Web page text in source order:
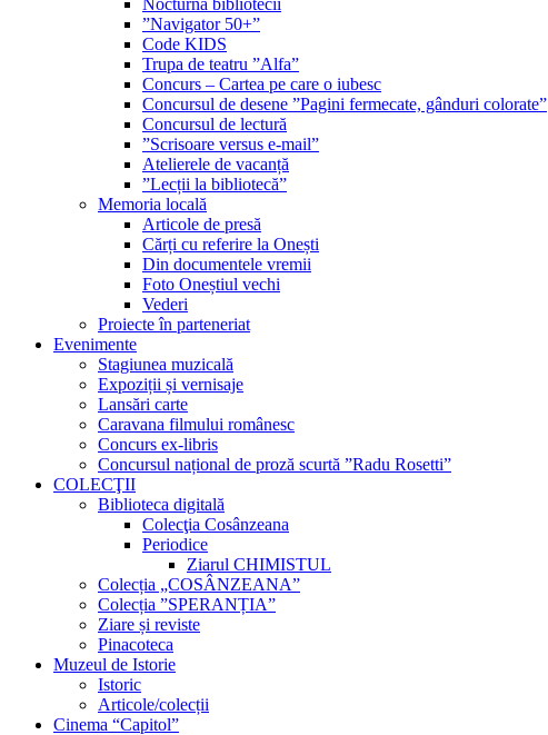
”Navigator 50+”
Code KIDS
Trupa de teatru ”Alfa”
Concurs – Cartea pe care o iubesc
Concursul de desene ”Pagini fermecate, gânduri colorate”
Concursul de lectură
”Scrisoare versus e-mail”
Atelierele de vacanță
”Lecții la bibliotecă”
Memoria locală
Articole de presă
Cărți cu referire la Onești
Din documentele vremii
Foto Oneștiul vechi
Vederi
Proiecte în parteneriat
Evenimente
Stagiunea muzicală
Expoziții și vernisaje
Lansări carte
Caravana filmului românesc
Concurs ex-libris
Concursul național de proză scurtă ”Radu Rosetti”
COLECŢII
Biblioteca digitală
Colecţia Cosânzeana
Periodice
Ziarul CHIMISTUL
Colecția „COSÂNZEANA”
Colecția ”SPERANȚIA”
Ziare și reviste
Pinacoteca
Muzeul de Istorie
Istoric
Articole/colecții
Cinema “Capitol”